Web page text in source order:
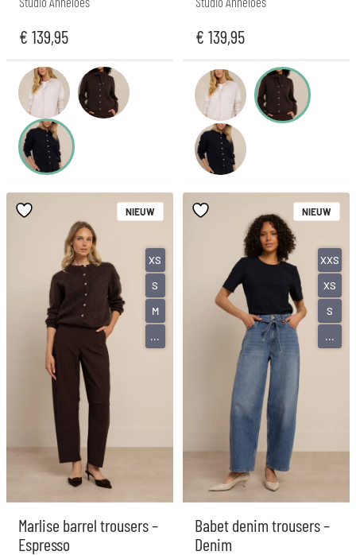
€ 139,95 € 139,95
Marlise barrel trousers –
Espresso
NIEUW
XS
S
M
...
Babet denim trousers –
Denim
NIEUW
XXS
XS
S
...